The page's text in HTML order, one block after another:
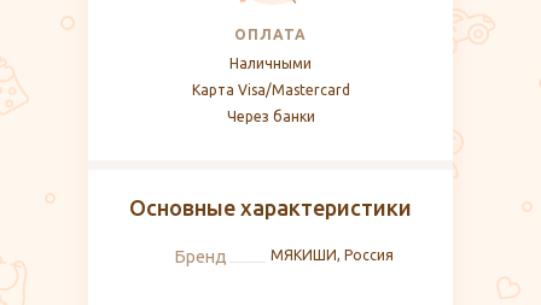
ОПЛАТА
Наличными
Карта Visa/Mastercard
Через банки
Основные характеристики
Бренд МЯКИШИ, Россия